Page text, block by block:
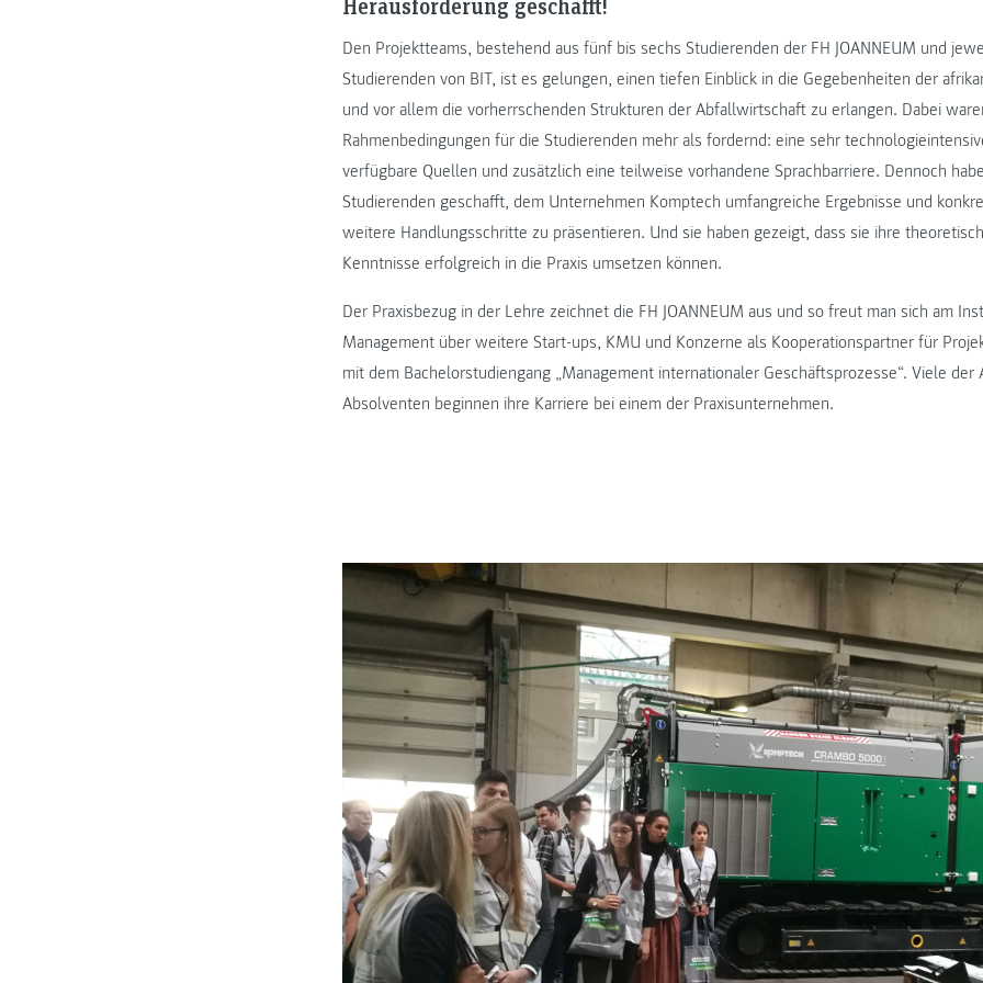
Den Projektteams, bestehend aus fünf bis sechs Studierenden der FH JOANNEUM und
Studierenden von BIT, ist es gelungen, einen tiefen Einblick in die Gegebenheiten der
und vor allem die vorherrschenden Strukturen der Abfallwirtschaft zu erlangen. Dabei
Rahmenbedingungen für die Studierenden mehr als fordernd: eine sehr
verfügbare Quellen und zusätzlich eine teilweise vorhandene Sprachbarriere. Dennoch
Studierenden geschafft, dem Unternehmen Komptech umfangreiche Ergebnisse und
weitere Handlungsschritte zu präsentieren. Und sie haben gezeigt, dass sie ihre
Kenntnisse erfolgreich in die Praxis umsetzen können.
Der Praxisbezug in der Lehre zeichnet die FH JOANNEUM aus und so freut man sich am
Management über weitere Start-ups, KMU und Konzerne als Kooperationspartner für
mit dem Bachelorstudiengang „Management internationaler Geschäftsprozesse“. Viele der
Absolventen beginnen ihre Karriere bei einem der Praxisunternehmen.